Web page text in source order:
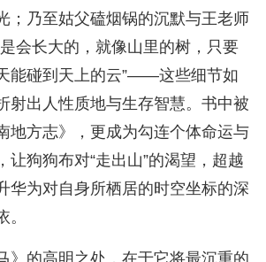
；乃至姑父磕烟锅的沉默与王老师
会长大的，就像山里的树，只要
能碰到天上的云”——这些细节如
射出人性质地与生存智慧。书中被
地方志》，更成为勾连个体命运与
让狗狗布对“走出山”的渴望，超越
华为对自身所栖居的时空坐标的深
》的高明之处，在于它将最沉重的